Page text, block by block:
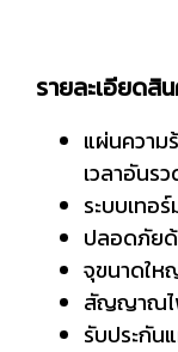
รายละเอียดสิ
แผ่นความ
เวลาอันรว
ระบบเทอ
ปลอดภัยด้
จุขนาดให
สัญญาณไ
รับประกัน